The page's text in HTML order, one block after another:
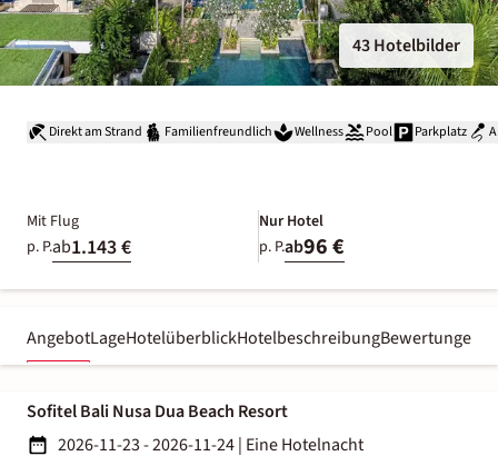
43 Hotelbilder
Direkt am Strand Familienfreundlich Wellness Pool Parkplatz
Mit Flug
p. P.ab1.143 €
Nur Hotel
p. P.ab96 €
AngebotLageHotelüberblickHotelbeschreibungBewertungen
Sofitel Bali Nusa Dua Beach Resort
2026-11-23 - 2026-11-24| Eine Hotelnacht